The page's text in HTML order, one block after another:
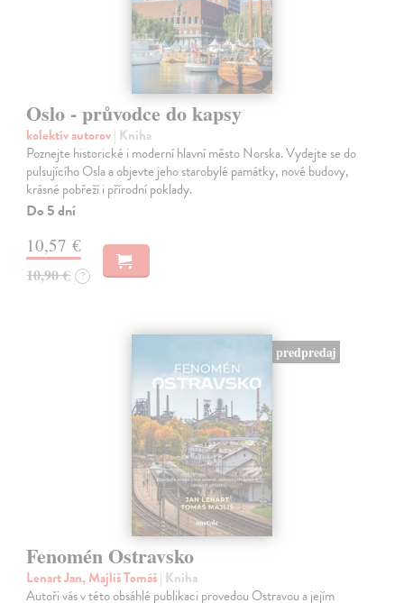
Oslo - průvodce do kapsy
kolektív autorov| Kniha
Poznejte historické i moderní hlavní město Norska. Vydejte se do
pulsujícího Osla a objevte jeho starobylé památky, nové budovy,
krásné pobřeží i přírodní poklady.
Do 5 dní
10,57 €
10,90 € ?
predpredaj
Fenomén Ostravsko
Lenart Jan, Majliš Tomáš| Kniha
Autoři vás v této obsáhlé publikaci provedou Ostravou a jejím